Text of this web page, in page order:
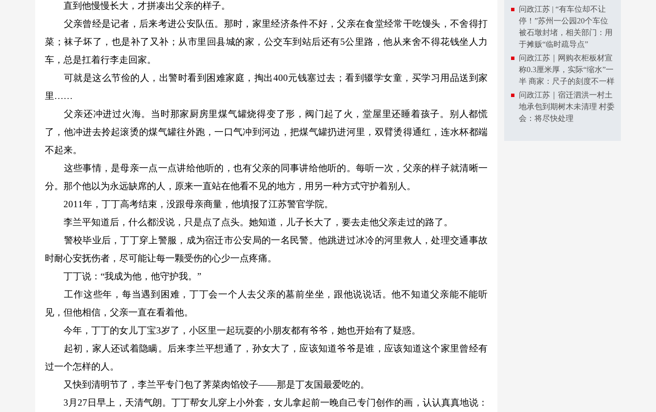
直到他慢慢长大，才拼凑出父亲的样子。
父亲曾经是记者，后来考进公安队伍。那时，家里经济条件不好，父亲在食堂经常干吃馒头，不舍得打
菜；袜子坏了，也是补了又补；从市里回县城的家，公交车到站后还有5公里路，他从来舍不得花钱坐人力
车，总是扛着行李走回家。
可就是这么节俭的人，出警时看到困难家庭，掏出400元钱塞过去；看到辍学女童，买学习用品送到家
里……
父亲还冲进过火海。当时那家厨房里煤气罐烧得变了形，阀门起了火，堂屋里还睡着孩子。别人都慌
了，他冲进去拎起滚烫的煤气罐往外跑，一口气冲到河边，把煤气罐扔进河里，双臂烫得通红，连水杯都端
不起来。
这些事情，是母亲一点一点讲给他听的，也有父亲的同事讲给他听的。每听一次，父亲的样子就清晰一
分。那个他以为永远缺席的人，原来一直站在他看不见的地方，用另一种方式守护着别人。
2011年，丁丁高考结束，没跟母亲商量，他填报了江苏警官学院。
李兰平知道后，什么都没说，只是点了点头。她知道，儿子长大了，要去走他父亲走过的路了。
警校毕业后，丁丁穿上警服，成为宿迁市公安局的一名民警。他跳进过冰冷的河里救人，处理交通事故
时耐心安抚伤者，尽可能让每一颗受伤的心少一点疼痛。
丁丁说：“我成为他，他守护我。”
工作这些年，每当遇到困难，丁丁会一个人去父亲的墓前坐坐，跟他说说话。他不知道父亲能不能听
见，但他相信，父亲一直在看着他。
今年，丁丁的女儿丁宝3岁了，小区里一起玩耍的小朋友都有爷爷，她也开始有了疑惑。
起初，家人还试着隐瞒。后来李兰平想通了，孙女大了，应该知道爷爷是谁，应该知道这个家里曾经有
过一个怎样的人。
又快到清明节了，李兰平专门包了荠菜肉馅饺子——那是丁友国最爱吃的。
3月27日早上，天清气朗。丁丁帮女儿穿上小外套，女儿拿起前一晚自己专门创作的画，认认真真地说：
问政江苏 | “有车位却不让
停！”苏州一公园20个车位
被石墩封堵，相关部门：用
于摊贩“临时疏导点”
问政江苏｜网购衣柜板材宣
称0.3厘米厚，实际“缩水”一
半 商家：尺子的刻度不一样
问政江苏｜宿迁泗洪一村土
地承包到期树木未清理 村委
会：将尽快处理